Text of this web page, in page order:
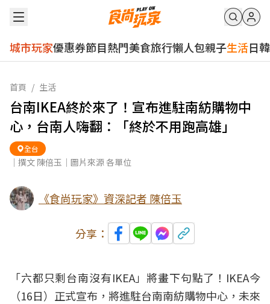
城市玩家優惠券節目熱門美食旅行懶人包親子生活日韓
首頁 / 生活
台南IKEA終於來了！宣布進駐南紡購物中
心，台南人嗨翻：「終於不用跑高雄」
全台
｜撰文 陳倍玉｜圖片來源 各單位
《食尚玩家》資深記者 陳倍玉
分享：
「六都只剩台南沒有IKEA」將畫下句點了！IKEA今
（16日）正式宣布，將進駐台南南紡購物中心，未來